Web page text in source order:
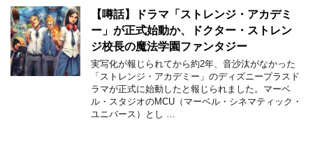
【噂話】ドラマ「ストレンジ・アカデミ
ー」が正式始動か、ドクター・ストレン
ジ校長の魔法学園ファンタジー
実写化が報じられてから約2年、音沙汰がなかった
「ストレンジ・アカデミー」のディズニープラスド
ラマが正式に始動したと報じられました。マーベ
ル・スタジオのMCU（マーベル・シネマティック・
ユニバース）とし …